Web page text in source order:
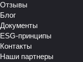
Отзывы
Блог
Документы
ESG-принципы
Контакты
Наши партнеры